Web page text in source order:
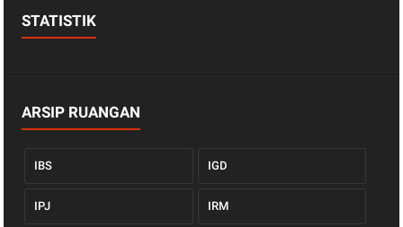
STATISTIK
ARSIP RUANGAN
IBS IGD
IPJ IRM